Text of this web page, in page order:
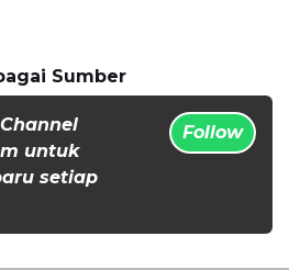
Sumber
untuk
setiap
Follow